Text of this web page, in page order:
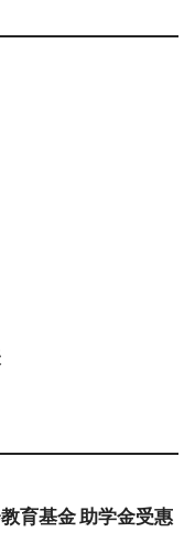
育基金 助学金受惠